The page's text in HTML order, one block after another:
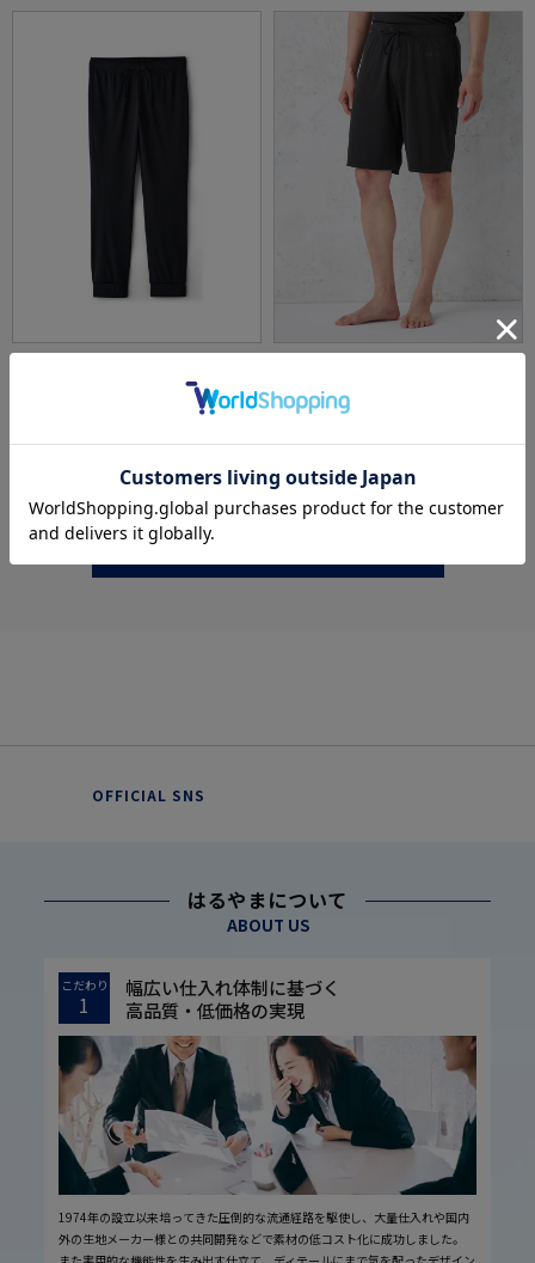
【YOKUNERU】リカバリーウェアロングパン
ツ男女兼用疲労回復血行促進遠赤外線快眠NA
3.6 （5）
【YOKUNERU】リカバリーウェア男女兼用ハ
ーフパンツ疲労回復血行促進遠赤外線快眠NA
OFFICIAL SNS
はるやまについて
ABOUT US
こだわり
1
幅広い仕入れ体制に基づく
高品質・低価格の実現
1974年の設立以来培ってきた圧倒的な流通経路を駆使し、大量仕入れや国内
外の生地メーカー様との共同開発などで素材の低コスト化に成功しました。